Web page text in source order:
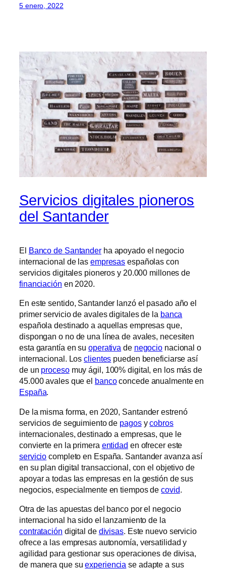
5 enero, 2022
Servicios digitales pioneros
del Santander
El Banco de Santanderha apoyado el negocio
internacional de las empresas españolas con
servicios digitales pioneros y 20.000 millones de
financiación en 2020.
En este sentido, Santander lanzó el pasado año el
primer servicio de avales digitales de la banca
española destinado a aquellas empresas que,
dispongan o no de una línea de avales, necesiten
esta garantía en suoperativa de negocio nacional o
internacional. Losclientes pueden beneficiarse así
de un procesomuy ágil, 100% digital, en los más de
45.000 avales que el bancoconcede anualmente en
España.
De la misma forma, en 2020, Santander estrenó
servicios de seguimiento de pagosycobros
internacionales, destinado a empresas, que le
convierte en la primera entidad en ofrecer este
servicio completo en España. Santander avanza así
en su plan digital transaccional, con el objetivo de
apoyar a todas las empresas en la gestión de sus
negocios, especialmente en tiempos decovid
Otra de las apuestas del banco por el negocio
internacional ha sido el lanzamiento de la
contratación digital de divisas. Este nuevo servicio
ofrece a las empresas autonomía, versatilidad y
agilidad para gestionar sus operaciones de divisa,
de manera que suexperiencia se adapte a sus